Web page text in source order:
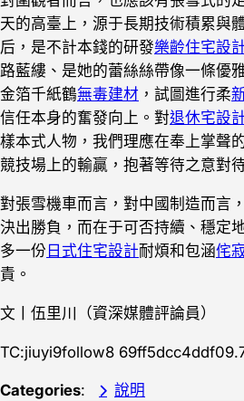
天的高臺上，源于長期技術積累與
后，是不計本錢的研發樂齡住宅設
路藍縷、是她的蕾絲絲帶像一條優
金箔千紙鶴無毒建材 ，試圖進行柔
信任本身的奮發向上。對退休宅設
樣本式人物，我們理應在奉上掌聲
競技場上的輸贏，抱著等待之意對
對張雪機車而言，對中國制造而言
決出勝負，而在于可否持續、穩定
多一份 日式住宅設計耐煩和包涵侘
責。
文丨伍里川（資深媒體評論員）
TC:jiuyi9follow8
Categories: 說明